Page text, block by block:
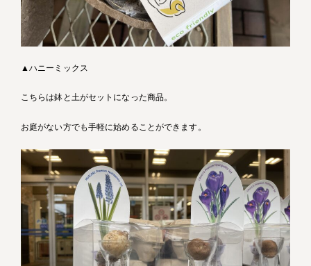
▲ハニーミックス
こちらは鉢と土がセットになった商品。
お庭がない方でも手軽に始めることができます。